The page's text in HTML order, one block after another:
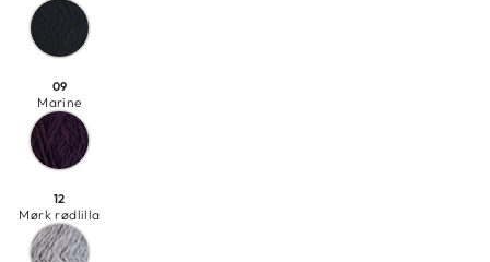
09
Marine
12
Mørk rødlilla